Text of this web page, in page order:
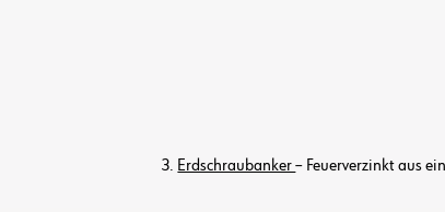
3. Erdschraubanker– Feuerverzinkt aus